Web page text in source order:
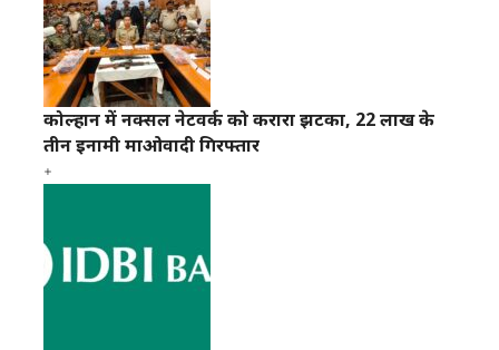
कोल्हान में नक्सल नेटवर्क को करारा झटका, 22 लाख के
तीन इनामी माओवादी गिरफ्तार